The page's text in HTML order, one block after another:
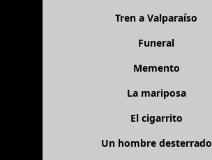
Tren a Valparaíso
Funeral
Memento
La mariposa
El cigarrito
Un hombre desterrado